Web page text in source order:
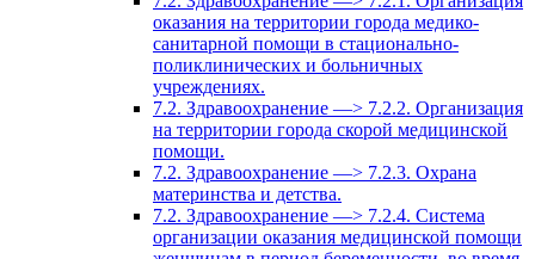
оказания на территории города медико-
санитарной помощи в стационально-
поликлинических и больничных
учреждениях.
7.2. Здравоохранение —> 7.2.2. Организация
на территории города скорой медицинской
помощи.
7.2. Здравоохранение —> 7.2.3. Охрана
материнства и детства.
7.2. Здравоохранение —> 7.2.4. Система
организации оказания медицинской помощи